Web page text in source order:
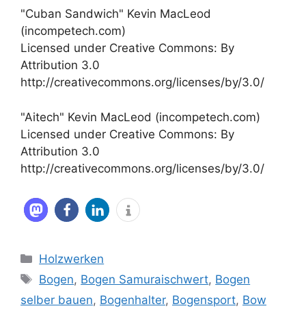
"Cuban Sandwich" Kevin MacLeod
(incompetech.com)
Licensed under Creative Commons: By
Attribution 3.0
http://creativecommons.org/licenses/by/3.0/
"Aitech" Kevin MacLeod (incompetech.com)
Licensed under Creative Commons: By
Attribution 3.0
http://creativecommons.org/licenses/by/3.0/
Kategorien
Holzwerken
Schlagwörter
Bogen, Bogen Samuraischwert, Bogen
selber bauen, Bogenhalter, Bogensport, Bow